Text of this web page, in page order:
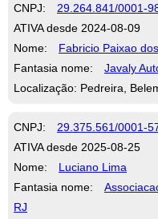
CNPJ: 29.264.841/0001-
ATIVA desde 2024-08-09
Nome:
Fabricio Paixao
Fantasia nome:
Javaly
Localização: Pedreira,
CNPJ: 29.375.561/0001-
ATIVA desde 2025-08-25
Nome:
Luciano Lima
Fantasia nome:
RJ